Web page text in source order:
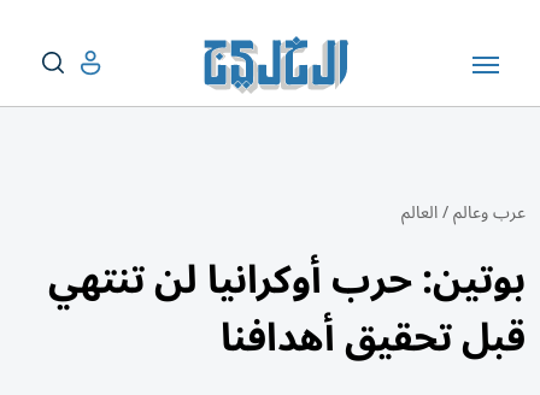
عرب وعالم/العالم
بوتين: حرب أوكرانيا لن تنتهي
قبل تحقيق أهدافنا